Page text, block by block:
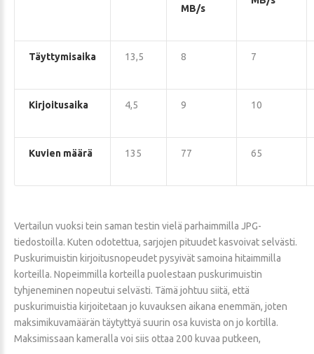
MB/s
Täyttymisaika 13,5 8 7
Kirjoitusaika 4,5 9 10
Kuvien määrä 135 77 65
Vertailun vuoksi tein saman testin vielä parhaimmilla JPG-
tiedostoilla. Kuten odotettua, sarjojen pituudet kasvoivat selvästi.
Puskurimuistin kirjoitusnopeudet pysyivät samoina hitaimmilla
korteilla. Nopeimmilla korteilla puolestaan puskurimuistin
tyhjeneminen nopeutui selvästi. Tämä johtuu siitä, että
puskurimuistia kirjoitetaan jo kuvauksen aikana enemmän, joten
maksimikuvamäärän täytyttyä suurin osa kuvista on jo kortilla.
Maksimissaan kameralla voi siis ottaa 200 kuvaa putkeen,